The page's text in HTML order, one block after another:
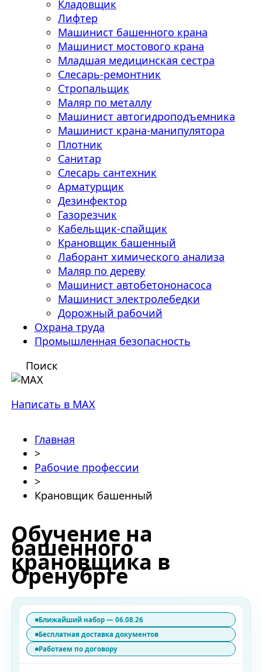
Кладовщик
Лифтер
Машинист башенного крана
Машинист мостового крана
Младшая медицинская сестра
Слесарь-ремонтник
Стропальщик
Маляр по металлу
Машинист автогидроподъемника
Машинист крана-манипулятора
Плотник
Санитар
Слесарь сантехник
Арматурщик
Дезинфектор
Газорезчик
Кабельщик-спайщик
Крановщик башенный
Лаборант химического анализа
Маляр по дереву
Машинист автобетононасоса
Машинист электролебедки
Дорожный рабочий
Охрана труда
Промышленная безопасность
Поиск
Написать в MAX
Главная
>
Рабочие профессии
>
Крановщик башенный
Обучение на
башенного
крановщика в
Оренубрге
Ближайший набор — 06.08.26
Бесплатная доставка документов
Работаем по договору